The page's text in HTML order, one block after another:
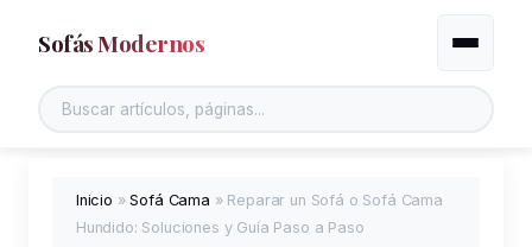
Sofás Modernos
Buscar en el sitio
Alternar
Inicio »Sofá Cama » Reparar un Sofá o Sofá Cama
Hundido: Soluciones y Guía Paso a Paso